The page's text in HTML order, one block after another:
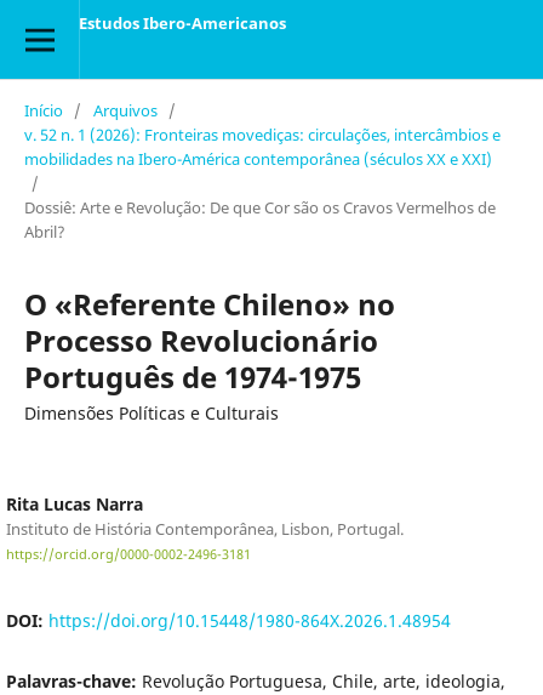
Estudos Ibero-Americanos
Início / Arquivos /
v. 52 n. 1 (2026): Fronteiras movediças: circulações, intercâmbios e
mobilidades na Ibero-América contemporânea (séculos XX e XXI)
/
Dossiê: Arte e Revolução: De que Cor são os Cravos Vermelhos de
Abril?
O «Referente Chileno» no
Processo Revolucionário
Português de 1974-1975
Dimensões Políticas e Culturais
Rita Lucas Narra
Instituto de História Contemporânea, Lisbon, Portugal.
https://orcid.org/0000-0002-2496-3181
DOI: https://doi.org/10.15448/1980-864X.2026.1.48954
Palavras-chave: Revolução Portuguesa, Chile, arte, ideologia,